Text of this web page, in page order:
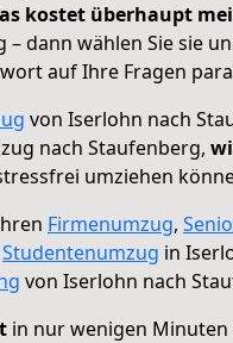
kostet überhaupt
– dann wählen Sie sie
auf Ihre Fragen
von Iserlohn nach
nach Staufenberg,
umziehen
Firmenumzug,
Studentenumzug in
von Iserlohn nach
in nur wenigen